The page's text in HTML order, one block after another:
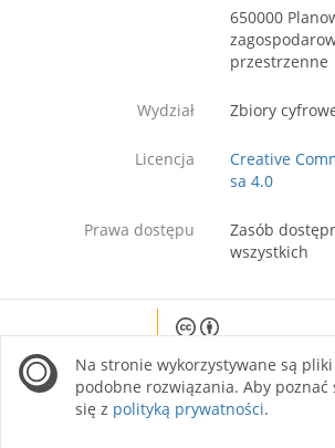
650000
przestrzenne
Wydział Zbiory
Licencja
Creative
sa 4.0
Prawa dostępu
Zasób
wszystkich
site is licensed under a
Attribution 4.0
Na stronie wykorzystywane są
podobne rozwiązania. Aby poznać
się z polityką prywatności.